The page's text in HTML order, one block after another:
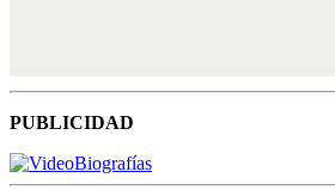
PUBLICIDAD